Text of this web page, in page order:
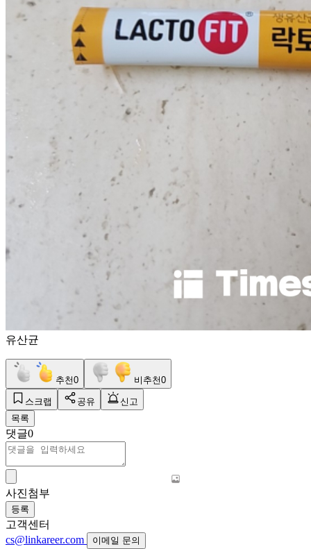
유산균
추천0 비추천0
스크랩 공유
신고
목록
댓글0
사진첨부
등록
고객센터
cs@linkareer.com
이메일 문의